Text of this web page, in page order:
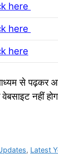
here
here
here
माध्यम से
नहीं
, Latest